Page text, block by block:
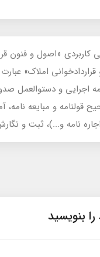
قراردادخوانی املاک»
اجرایی و دستوالعمل
قولنامه و مبایعه نامه،
نامه و...)، ثبت و
بنویسید